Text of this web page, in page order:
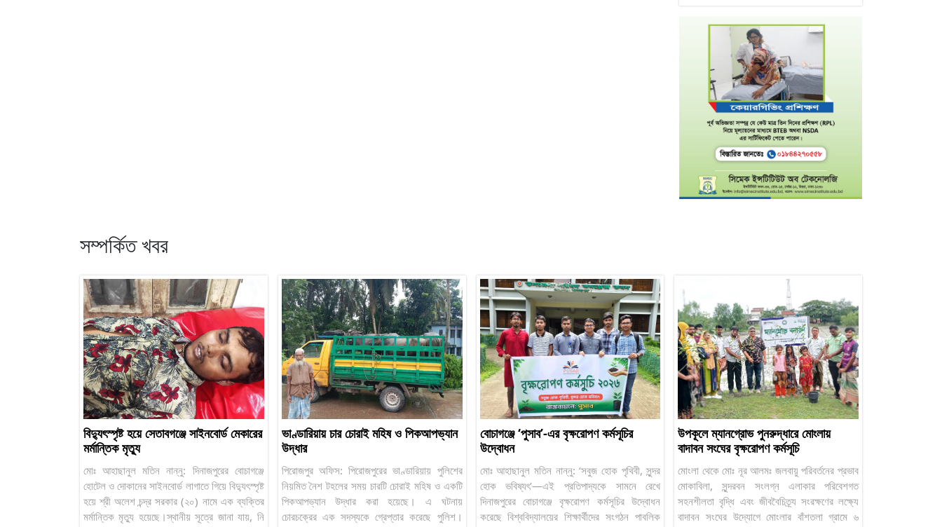
সম্পর্কিত খবর
বিদ্যুৎস্পৃষ্ট হয়ে সেতাবগঞ্জে সাইনবোর্ড মেকারের
মর্মান্তিক মৃত্যু
মোঃ আহাছানুল মতিন নান্নু: দিনাজপুরের বোচাগঞ্জে
হোটেল ও দোকানের সাইনবোর্ড লাগাতে গিয়ে বিদ্যুৎস্পৃষ্ট
হয়ে শ্রী অলেশ চন্দ্র সরকার (২০) নামে এক ব্যক্তির
মর্মান্তিক মৃত্যু হয়েছে।স্থানীয় সূত্রে জানা যায়, নি
ভাণ্ডারিয়ায় চার চোরাই মহিষ ও পিকআপভ্যান
উদ্ধার
পিরোজপুর অফিস: পিরোজপুরের ভাণ্ডারিয়ায় পুলিশের
নিয়মিত নৈশ টহলের সময় চারটি চোরাই মহিষ ও একটি
পিকআপভ্যান উদ্ধার করা হয়েছে। এ ঘটনায়
চোরচক্রের এক সদস্যকে গ্রেপ্তার করেছে পুলিশ।
বোচাগঞ্জে ‘পুসাব’-এর বৃক্ষরোপণ কর্মসূচির
উদ্বোধন
মোঃ আহাছানুল মতিন নান্নু: ‘সবুজ হোক পৃথিবী, সুন্দর
হোক ভবিষ্যৎ’—এই প্রতিপাদ্যকে সামনে রেখে
দিনাজপুরের বোচাগঞ্জে বৃক্ষরোপণ কর্মসূচির উদ্বোধন
করেছে বিশ্ববিদ্যালয়ের শিক্ষার্থীদের সংগঠন পাবলিক
উপকূলে ম্যানগ্রোভ পুনরুদ্ধারে মোংলায়
বাদাবন সংঘের বৃক্ষরোপণ কর্মসূচি
মোংলা থেকে মোঃ নূর আলমঃ জলবায়ু পরিবর্তনের প্রভাব
মোকাবিলা, সুন্দরবন সংলগ্ন এলাকার পরিবেশগত
সহনশীলতা বৃদ্ধি এবং জীববৈচিত্র্য সংরক্ষণের লক্ষ্যে
বাদাবন সংঘের উদ্যোগে মোংলার বাঁশতলা গ্রামে ৬